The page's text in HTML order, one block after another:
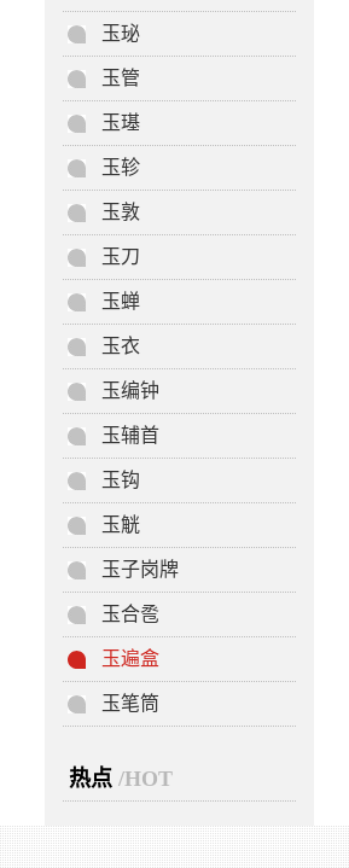
玉珌
玉管
玉璂
玉轸
玉敦
玉刀
玉蝉
玉衣
玉编钟
玉辅首
玉钩
玉觥
玉子岗牌
玉合卺
玉遍盒
玉笔筒
热点/HOT